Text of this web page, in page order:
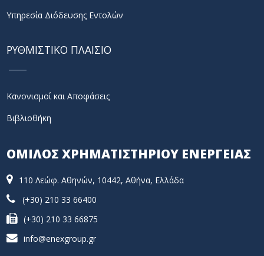
Υπηρεσία Διόδευσης Εντολών
ΡΥΘΜΙΣΤΙΚΟ ΠΛΑΙΣΙΟ
Κανονισμοί και Αποφάσεις
Βιβλιοθήκη
ΟΜΙΛΟΣ ΧΡΗΜΑΤΙΣΤΗΡΙΟΥ ΕΝΕΡΓΕΙΑΣ
110 Λεώφ. Αθηνών, 10442, Αθήνα, Ελλάδα
(+30) 210 33 66400
(+30) 210 33 66875
info@enexgroup.gr